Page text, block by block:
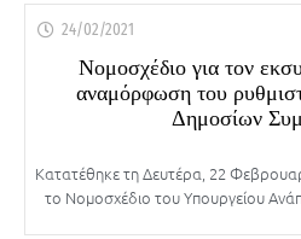
24/02/2021
Νομοσχέδιο για τον
αναμόρφωση του
Δημοσίων
Κατατέθηκε τη Δευτέρα, 22
το Νομοσχέδιο του Υπουργείου